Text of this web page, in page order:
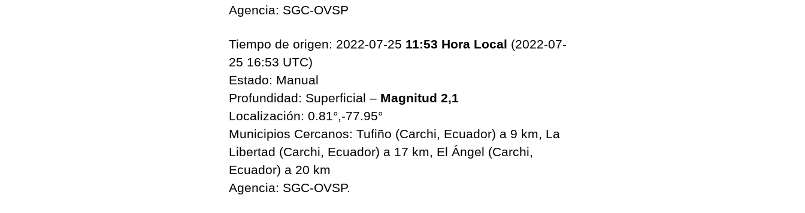
Agencia: SGC-OVSP
Tiempo de origen: 2022-07-25 11:53 Hora Local (2022-07-
25 16:53 UTC)
Estado: Manual
Profundidad: Superficial – Magnitud 2,1
Localización: 0.81°,-77.95°
Municipios Cercanos: Tufiño (Carchi, Ecuador) a 9 km, La
Libertad (Carchi, Ecuador) a 17 km, El Ángel (Carchi,
Ecuador) a 20 km
Agencia: SGC-OVSP.